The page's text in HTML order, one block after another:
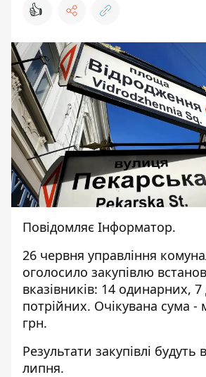
👍
Повідомляє Інформатор.
26 червня управління
оголосило закупівлю
вказівників: 14 одинарних,
потрійних. Очікувана сума -
грн.
Результати закупівлі будуть
липня.